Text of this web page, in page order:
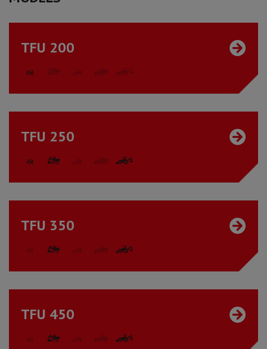
TFU 200
TFU 250
TFU 350
TFU 450